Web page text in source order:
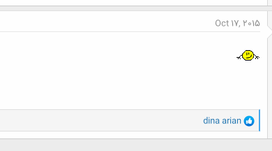
Oct 17, 2015
و
ا
ک
dina arian